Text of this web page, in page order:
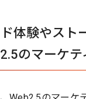
体験やスト
のマーケテ